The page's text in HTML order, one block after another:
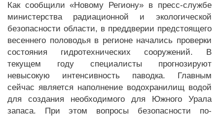
Как сообщили «Новому Региону» в пресс-службе
министерства радиационной и экологической
безопасности области, в преддверии предстоящего
весеннего половодья в регионе начались проверки
состояния гидротехнических сооружений. В
текущем году специалисты прогнозируют
невысокую интенсивность паводка. Главным
сейчас является наполнение водохранилищ водой
для создания необходимого для Южного Урала
запаса. При этом вопросы безопасности по-